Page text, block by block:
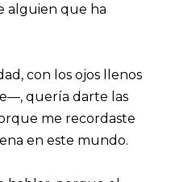
alguien que ha
con los ojos llenos
quería darte las
me recordaste
en este mundo.